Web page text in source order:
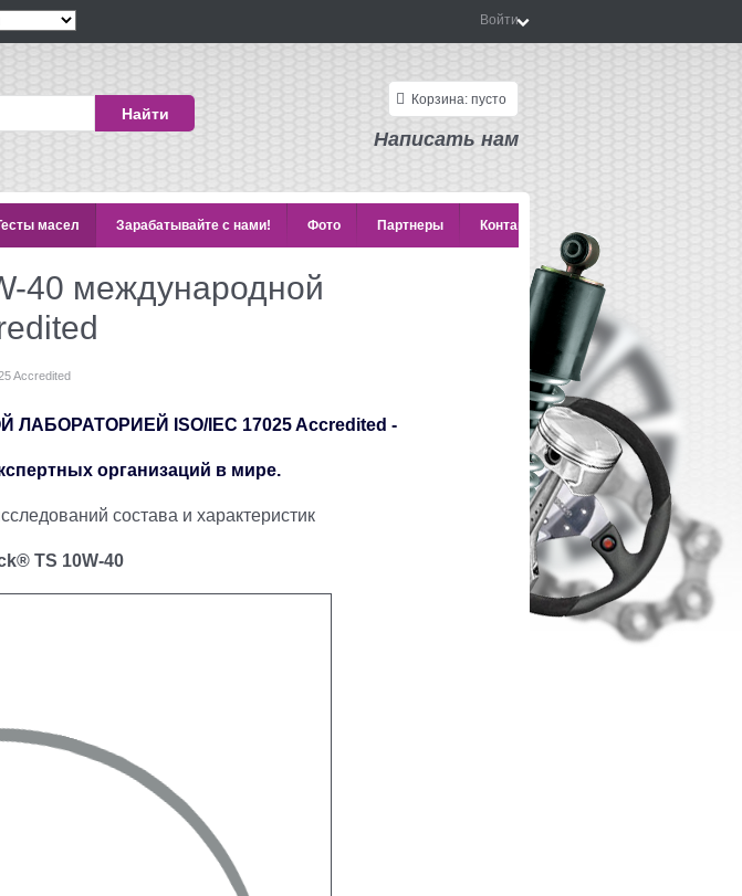
Войти
Найти
Корзина: пусто
Написать нам
масел Зарабатывайте с нами! Фото Партнеры Контакты
40 международной
Accredited
ISO/IEC 17025 Accredited -
организаций в мире.
состава и характеристик
TS 10W-40